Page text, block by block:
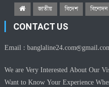
জাতীয় বিদেশ বিনোদন
CONTACT US
Email :
We are Very Interested About Our
Want to Know Your Experience